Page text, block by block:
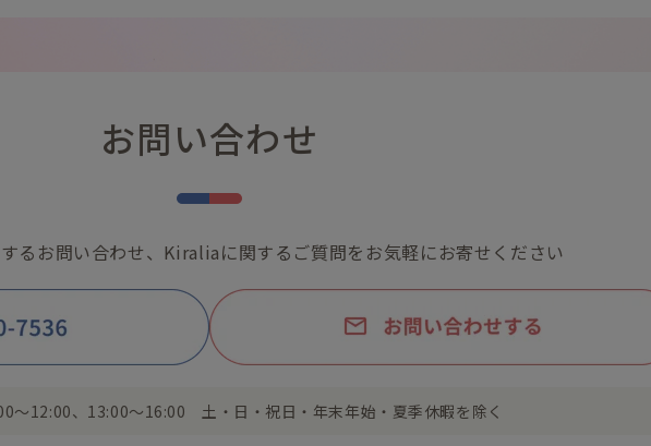
お問い合わせ
るお問い合わせ、Kiraliaに関するご質問をお気軽にお寄せください
〜12:00、13:00〜16:00 土・日・祝日・年末年始・夏季休暇を除く